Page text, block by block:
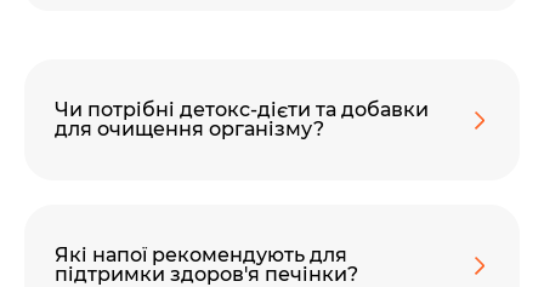
Чи потрібні детокс-дієти та добавки
для очищення організму?
Які напої рекомендують для
підтримки здоров'я печінки?